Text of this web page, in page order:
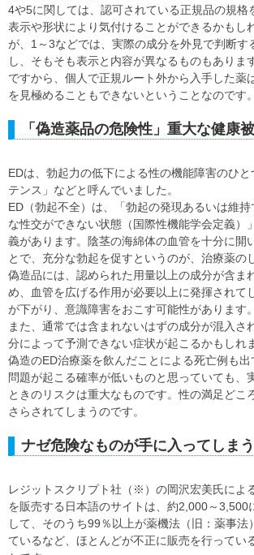
4や5に関しては、認可されている正規品の規格
表示や形状により気付けることができるかもし
が、1～3などでは、実際の成分を外見で判断す
し、そもそも表示と内容が異なるものもありま
ですから、個人で正規ルート外から入手した薬
を見極めることもできないということなのです。
「偽造薬品の危険性」重大な健康
EDは、勃起力の低下による性の機能障害のひ
テンス」などと呼んでいました。
ED（勃起不全）は、「勃起の発現あるいは維
な性交ができない状態（国際性機能学会定義）
義があります。陰茎の海綿体の血管を十分に開
とで、充分な勃起を促すというのが、治療薬の
偽造品には、認められた用量以上の成分が含ま
め、血管を広げる作用が必要以上に発揮されて
が下がり、意識障害をおこす可能性があります。
また、通常では含まれないはずの成分が混入さ
分によって予測できない症状が起こるかもしれ
偽造のED治療薬を飲んだことによる死亡例も出
問題が起こる確率が低いものと思っていても、
ときのリスクは重大なものです。性の満足どこ
さらされてしまうのです。
ナゼ危険なものが手に入ってしま
レジットスクリプト社（※）の岡沢宏美氏によ
を販売する日本語のサイトは、約2,000～3,500
して、そのうち99％以上が薬機法（旧：薬事法
ているなど、ほとんどが不正に販売を行ってい